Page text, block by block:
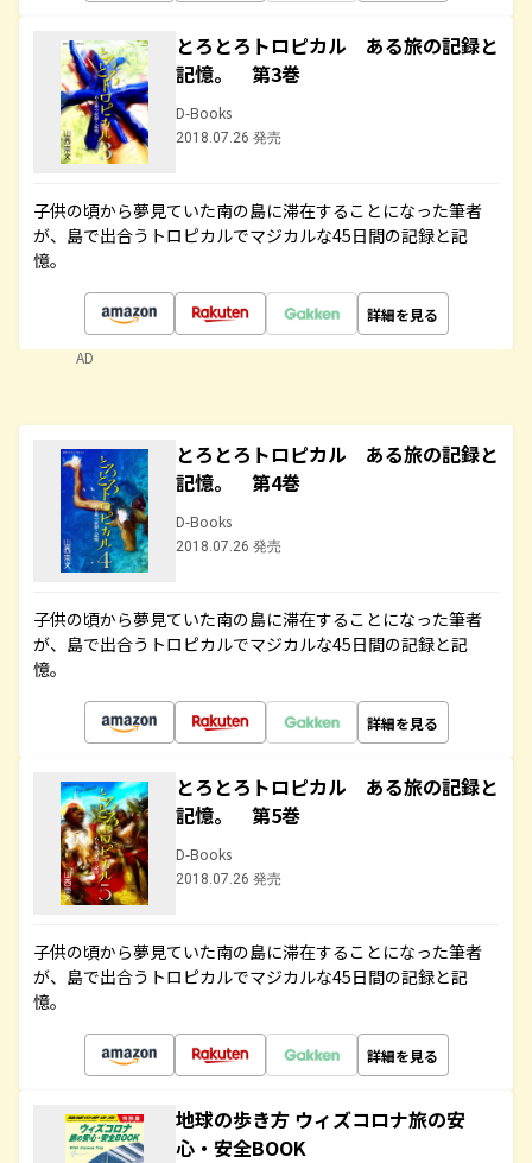
とろとろトロピカル ある旅の記録と
記憶。 第3巻
D-Books
2018.07.26 発売
子供の頃から夢見ていた南の島に滞在することになった筆者
が、島で出合うトロピカルでマジカルな45日間の記録と記
憶。
詳細を見る
AD
とろとろトロピカル ある旅の記録と
記憶。 第4巻
D-Books
2018.07.26 発売
子供の頃から夢見ていた南の島に滞在することになった筆者
が、島で出合うトロピカルでマジカルな45日間の記録と記
憶。
詳細を見る
とろとろトロピカル ある旅の記録と
記憶。 第5巻
D-Books
2018.07.26 発売
子供の頃から夢見ていた南の島に滞在することになった筆者
が、島で出合うトロピカルでマジカルな45日間の記録と記
憶。
詳細を見る
地球の歩き方 ウィズコロナ旅の安
心・安全BOOK